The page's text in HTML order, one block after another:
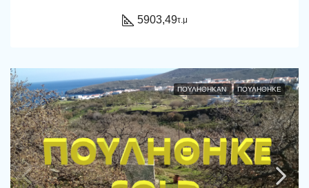
5903,49τ.μ
ΠΟΥΛΉΘΗΚΑΝ ΠΟΥΛΗΘΗΚΕ